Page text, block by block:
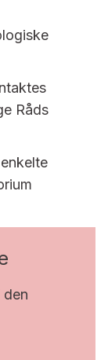
Råds